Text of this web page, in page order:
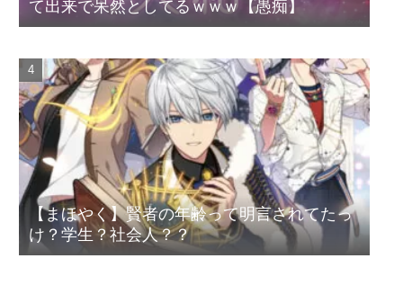
て出来で呆然としてるｗｗｗ【愚痴】
【まほやく】賢者の年齢って明言されてたっ
け？学生？社会人？？